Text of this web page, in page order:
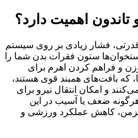
اهمیت دارد؟
فشار زیادی بر روی سیستم
ستون فقرات بدن شما را
و فراهم کردن اهرم برای
که بافت‌های همبند قوی هستند،
و امکان انتقال نیرو برای
ضعف یا آسیب در این
مزمن، کاهش عملکرد ورزشی و